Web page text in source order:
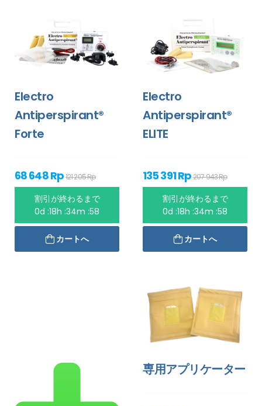
Electro
Antiperspirant®
Forte
68 648 Rp121 205 Rp
割引が終わるまで
0d :18h :34m :58
カートへ
Electro
Antiperspirant®
ELITE
135 391 Rp207 943 Rp
割引が終わるまで
0d :18h :34m :58
カートへ
専用アプリケーター